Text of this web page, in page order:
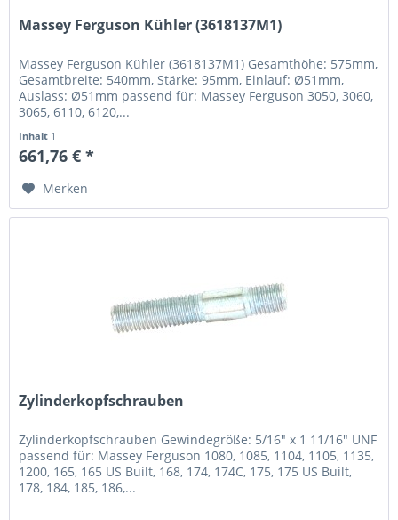
Massey Ferguson Kühler (3618137M1)
Massey Ferguson Kühler (3618137M1) Gesamthöhe: 575mm,
Gesamtbreite: 540mm, Stärke: 95mm, Einlauf: Ø51mm,
Auslass: Ø51mm passend für: Massey Ferguson 3050, 3060,
3065, 6110, 6120,...
Inhalt 1
661,76 € *
Merken
Zylinderkopfschrauben
Zylinderkopfschrauben Gewindegröße: 5/16″ x 1 11/16″ UNF
passend für: Massey Ferguson 1080, 1085, 1104, 1105, 1135,
1200, 165, 165 US Built, 168, 174, 174C, 175, 175 US Built,
178, 184, 185, 186,...